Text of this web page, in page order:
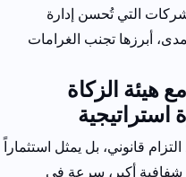
التي تُحسن إدارة
أبرزها تجنب الغرامات
هيئة الزكاة
قانوني، بل يمثل استثماراً
شفافية أكبر، سرعة في